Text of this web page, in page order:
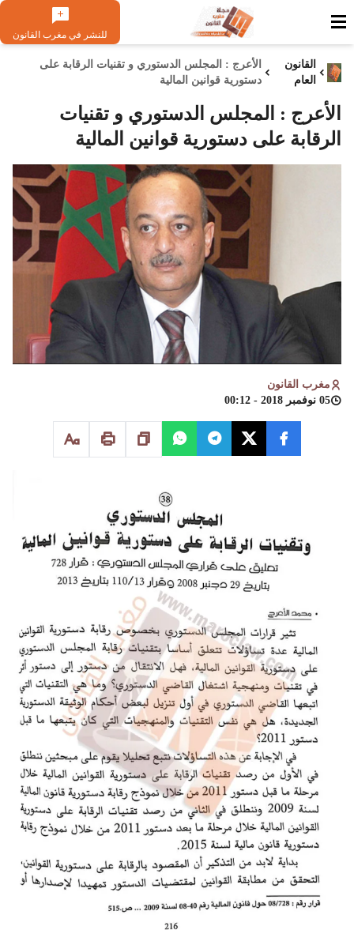
للنشر في مغرب القانون
القانون
العام
الأعرج : المجلس الدستوري و تقنيات الرقابة على
دستورية قوانين المالية
الأعرج : المجلس الدستوري و تقنيات
الرقابة على دستورية قوانين المالية
مغرب القانون
05 نوفمبر 2018 - 00:12